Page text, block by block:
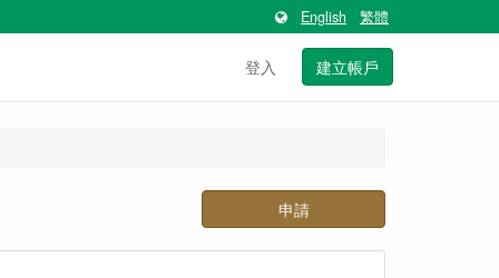
English 繁體
登入 建立帳戶
申請